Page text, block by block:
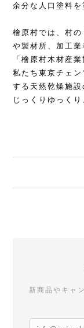
余分な人口塗料を
檜原村では、村
や製材所、加工
「檜原村木材産
私たち東京チェ
する天然乾燥施設
じっくりゆっく
新商品やキャ